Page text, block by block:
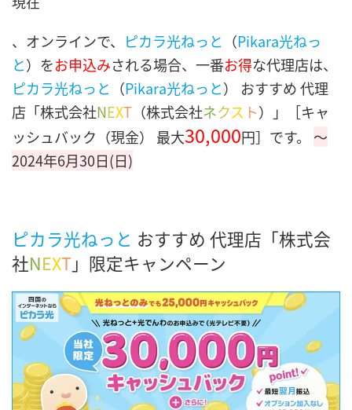
、オンラインで、
ピカラ光ねっと （Pikara光ねっ
と）をお申込みされる場合、一番お得な代理店は、
ピカラ光ねっと （Pikara光ねっと） おすすめ 代理
店「株式会社NEXT （株式会社ネクス ト）」［キャ
ッシュバック（現金） 最大30,000円］です。 〜
2024年6月30日(日)
ピカラ光ねっと おすすめ 代理店「株式会
社NEXT」限定キャンペーン